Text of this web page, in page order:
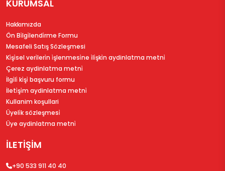
KURUMSAL
Hakkımızda
Ön Bi̇lgi̇lendi̇rme Formu
Mesafeli Satış Sözleşmesi
Ki̇şi̇sel veri̇leri̇n i̇şlenmesi̇ne i̇li̇şki̇n aydinlatma metni̇
Çerez aydinlatma metni̇
İlgi̇li̇ ki̇şi̇ başvuru formu
İleti̇şi̇m aydinlatma metni̇
Kullanim koşullari
Üyeli̇k sözleşmesi̇
Üye aydinlatma metni̇
İLETİŞİM
+90 533 911 40 40